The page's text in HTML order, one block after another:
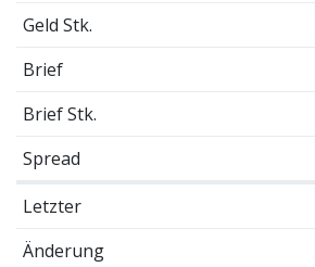
Geld Stk.
Brief
Brief Stk.
Spread
Letzter
Änderung